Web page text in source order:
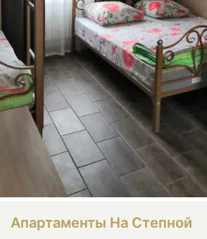
Апартаменты На Степной